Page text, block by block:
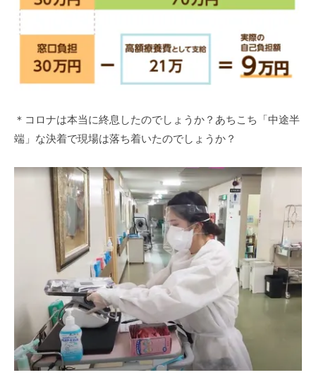
＊コロナは本当に終息したのでしょうか？あちこち「中途半
端」な決着で現場は落ち着いたのでしょうか？